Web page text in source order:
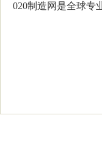
020制造网是全球专